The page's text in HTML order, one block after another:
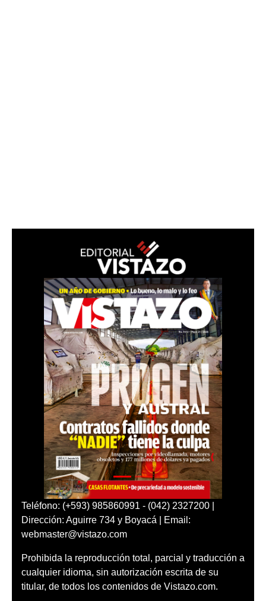
Teléfono: (+593) 985860991 - (042) 2327200 |
Dirección: Aguirre 734 y Boyacá | Email:
webmaster@vistazo.com
Prohibida la reproducción total, parcial y traducción a
cualquier idioma, sin autorización escrita de su
titular, de todos los contenidos de Vistazo.com.